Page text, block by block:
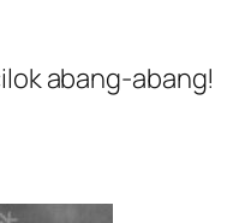
abang-abang!